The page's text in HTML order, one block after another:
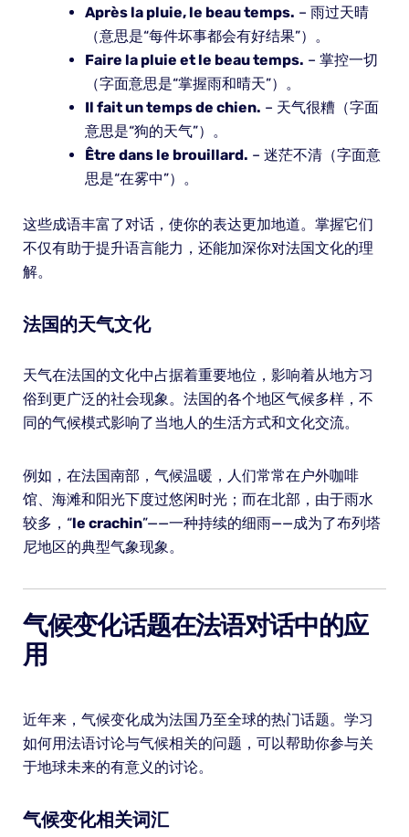
Après la pluie, le beau temps. – 雨过天晴
（意思是“每件坏事都会有好结果”）。
Faire la pluie et le beau temps. – 掌控一切
（字面意思是“掌握雨和晴天”）。
Il fait un temps de chien. – 天气很糟（字面
意思是“狗的天气”）。
Être dans le brouillard. – 迷茫不清（字面意
思是“在雾中”）。
这些成语丰富了对话，使你的表达更加地道。掌握它们
不仅有助于提升语言能力，还能加深你对法国文化的理
解。
法国的天气文化
天气在法国的文化中占据着重要地位，影响着从地方习
俗到更广泛的社会现象。法国的各个地区气候多样，不
同的气候模式影响了当地人的生活方式和文化交流。
例如，在法国南部，气候温暖，人们常常在户外咖啡
馆、海滩和阳光下度过悠闲时光；而在北部，由于雨水
较多，“le crachin”——一种持续的细雨——成为了布列塔
尼地区的典型气象现象。
气候变化话题在法语对话中的应
用
近年来，气候变化成为法国乃至全球的热门话题。学习
如何用法语讨论与气候相关的问题，可以帮助你参与关
于地球未来的有意义的讨论。
气候变化相关词汇